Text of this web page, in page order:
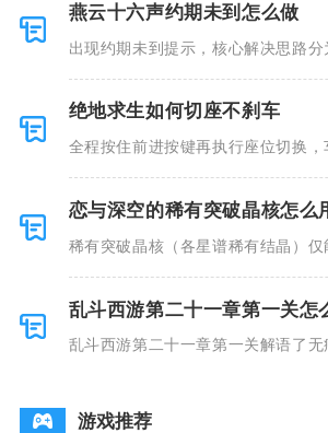
燕云十六声约期未到怎么做
出现约期未到提示，核心解决思路分
绝地求生如何切座不刹车
全程按住前进按键再执行座位切换
恋与深空的稀有突破晶核怎么
稀有突破晶核（各星谱稀有结晶）仅
乱斗西游第二十一章第一关怎
乱斗西游第二十一章第一关解语了无
游戏推荐